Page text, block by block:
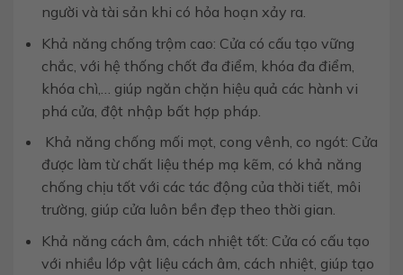
người và tài sản khi có hỏa hoạn xảy ra.
Khả năng chống trộm cao: Cửa có cấu tạo vững
chắc, với hệ thống chốt đa điểm, khóa đa điểm,
khóa chì,… giúp ngăn chặn hiệu quả các hành vi
phá cửa, đột nhập bất hợp pháp.
Khả năng chống mối mọt, cong vênh, co ngót: Cửa
được làm từ chất liệu thép mạ kẽm, có khả năng
chống chịu tốt với các tác động của thời tiết, môi
trường, giúp cửa luôn bền đẹp theo thời gian.
Khả năng cách âm, cách nhiệt tốt: Cửa có cấu tạo
với nhiều lớp vật liệu cách âm, cách nhiệt, giúp tạo